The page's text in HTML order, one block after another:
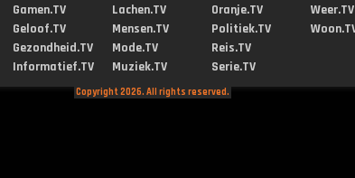
Gamen.TV
Geloof.TV
Gezondheid.TV
Informatief.TV
Lachen.TV
Mensen.TV
Mode.TV
Muziek.TV
Oranje.TV
Politiek.TV
Reis.TV
Serie.TV
Weer.TV
Copyright 2026. All rights reserved.